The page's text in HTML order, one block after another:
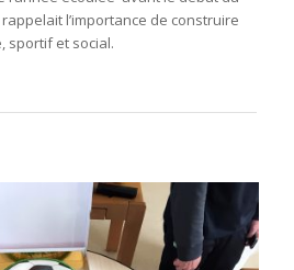
l’importance de construire
sportif et social.